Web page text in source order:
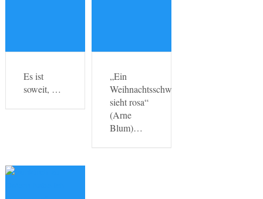
Es ist
soweit, …
„Ein
Weihnachtsschwein
sieht rosa“
(Arne
Blum)…